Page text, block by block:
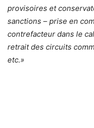
provisoires et
sanctions – prise en
contrefacteur dans le
retrait des circuits
etc.»